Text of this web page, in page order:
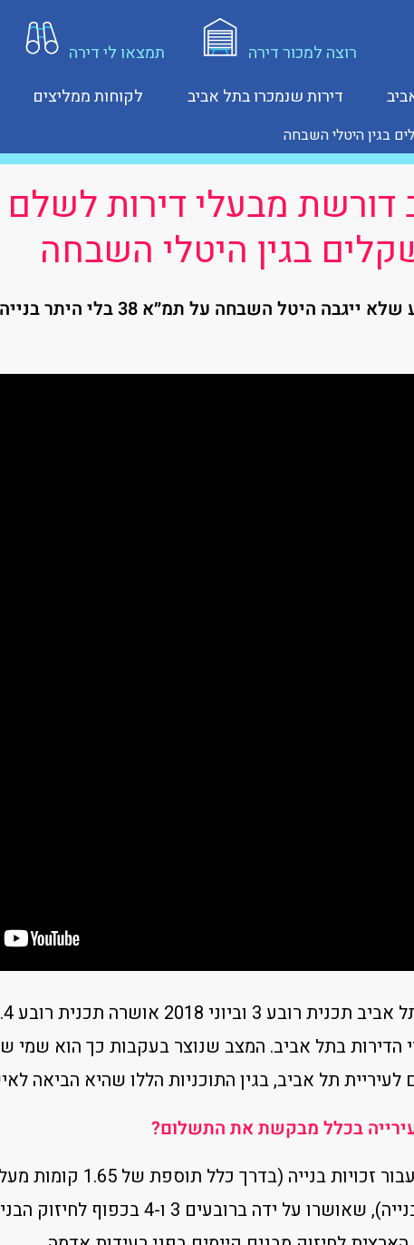
רוצה למכור דירה תמצאו לי דירה
דירות שנמכרו בתל אביב לקוחות ממליצים
בגין היטלי השבחה
דורשת מבעלי דירות
בגין היטלי השבחה
היטל השבחה על תמ״א 38 בלי היתר בנייה.
הדירות בתל אביב. המצב שנוצר בעקבות כך הוא שמי
תל אביב, בגין התוכניות הללו שהיא הביאה
בכלל מבקשת את התשלום?
התשלום מתבקש ע”י העירייה עבור
תוספת של 3 קומות בהריסה ובנייה), שאושרו על